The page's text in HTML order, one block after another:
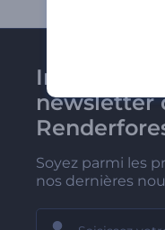
Inscrivez-
newsletter
Soyez parmi les
nos dernières